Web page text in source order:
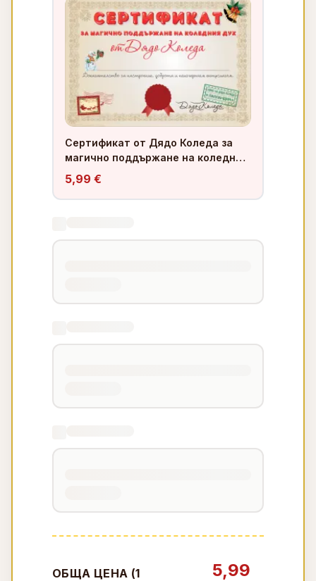
Сертификат от Дядо Коледа за
магично поддържане на коледния
дух
5,99 €
ОБЩА ЦЕНА (1
5,99